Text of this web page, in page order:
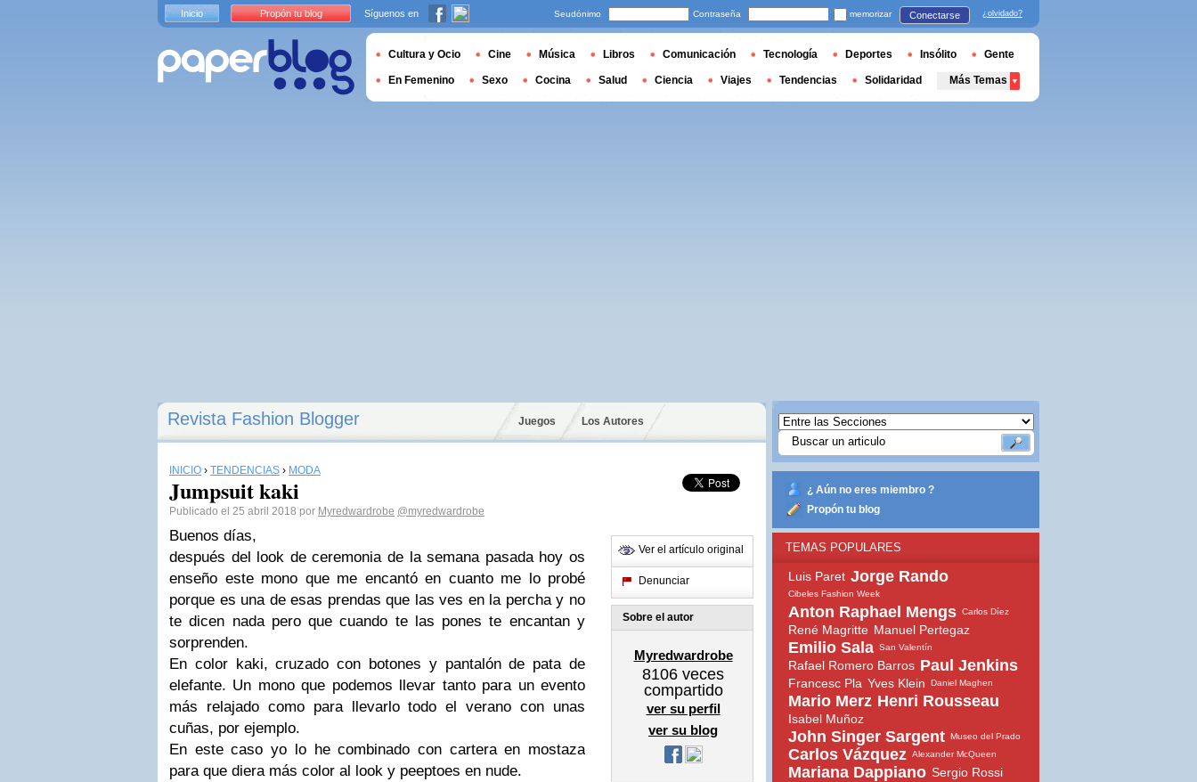
Revista Fashion Blogger Juegos Los Autores
INICIO › TENDENCIAS › MODA
Jumpsuit kaki
Publicado el 25 abril 2018 por Myredwardrobe @myredwardrobe
Buenos días,
después del look de ceremonia de la semana pasada hoy os
enseño este mono que me encantó en cuanto me lo probé
porque es una de esas prendas que las ves en la percha y no
te dicen nada pero que cuando te las pones te encantan y
sorprenden.
En color kaki, cruzado con botones y pantalón de pata de
elefante. Un mono que podemos llevar tanto para un evento
más relajado como para llevarlo todo el verano con unas
cuñas, por ejemplo.
En este caso yo lo he combinado con cartera en mostaza
para que diera más color al look y peeptoes en nude.
Ver el artículo original
Denunciar
Sobre el autor
Myredwardrobe
8106 veces
compartido
ver su perfil
ver su blog
¿ Aún no eres miembro ?
Propón tu blog
TEMAS POPULARES
Luis Paret Jorge Rando
Cibeles Fashion Week
Anton Raphael Mengs Carlos Díez
René Magritte Manuel Pertegaz
Emilio Sala San Valentín
Rafael Romero Barros Paul Jenkins
Francesc Pla Yves Klein Daniel Maghen
Mario Merz Henri Rousseau
Isabel Muñoz
John Singer Sargent Museo del Prado
Carlos Vázquez Alexander McQueen
Mariana Dappiano Sergio Rossi
Inicio Propón tu blog Síguenos en Seudónimo Contraseña memorizar Conectarse ¿olvidado?
Cultura y Ocio Cine Música Libros Comunicación Tecnología Deportes Insólito Gente
En Femenino Sexo Cocina Salud Ciencia Viajes Tendencias Solidaridad Más Temas